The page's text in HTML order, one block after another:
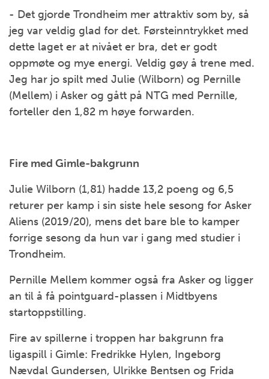
- Det gjorde Trondheim mer attraktiv som by, så
jeg var veldig glad for det. Førsteinntrykket med
dette laget er at nivået er bra, det er godt
oppmøte og mye energi. Veldig gøy å trene med.
Jeg har jo spilt med Julie (Wilborn) og Pernille
(Mellem) i Asker og gått på NTG med Pernille,
forteller den 1,82 m høye forwarden.
Fire med Gimle-bakgrunn
Julie Wilborn (1,81) hadde 13,2 poeng og 6,5
returer per kamp i sin siste hele sesong for Asker
Aliens (2019/20), mens det bare ble to kamper
forrige sesong da hun var i gang med studier i
Trondheim.
Pernille Mellem kommer også fra Asker og ligger
an til å få pointguard-plassen i Midtbyens
startoppstilling.
Fire av spillerne i troppen har bakgrunn fra
ligaspill i Gimle: Fredrikke Hylen, Ingeborg
Nævdal Gundersen, Ulrikke Bentsen og Frida